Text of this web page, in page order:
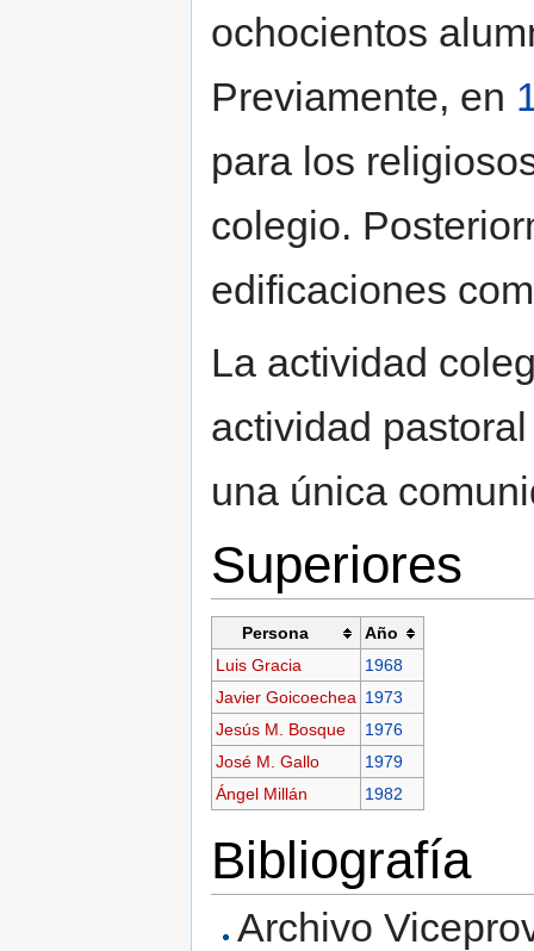
ochocientos
Previamente, en
para los
colegio.
edificaciones
La actividad
actividad
una única
Superiores
Persona
Año
Luis Gracia
1968
Javier Goicoechea 1973
Jesús M. Bosque
1976
José M. Gallo
1979
Ángel Millán
1982
Bibliografía
Archivo